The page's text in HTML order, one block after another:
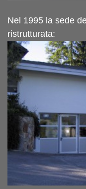
Nel 1995 la sede
ristrutturata: